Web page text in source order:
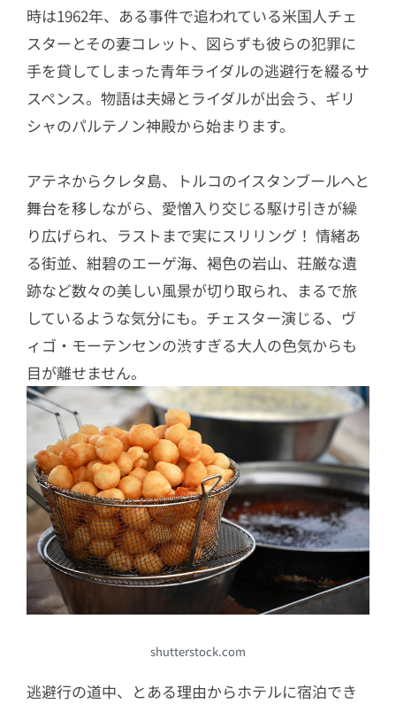
時は1962年、ある事件で追われている米国人チェ
スターとその妻コレット、図らずも彼らの犯罪に
手を貸してしまった青年ライダルの逃避行を綴るサ
スペンス。物語は夫婦とライダルが出会う、ギリ
シャのパルテノン神殿から始まります。
アテネからクレタ島、トルコのイスタンブールへと
舞台を移しながら、愛憎入り交じる駆け引きが繰
り広げられ、ラストまで実にスリリング！ 情緒あ
る街並、紺碧のエーゲ海、褐色の岩山、荘厳な遺
跡など数々の美しい風景が切り取られ、まるで旅
しているような気分にも。チェスター演じる、ヴ
ィゴ・モーテンセンの渋すぎる大人の色気からも
目が離せません。
shutterstock.com
逃避行の道中、とある理由からホテルに宿泊でき